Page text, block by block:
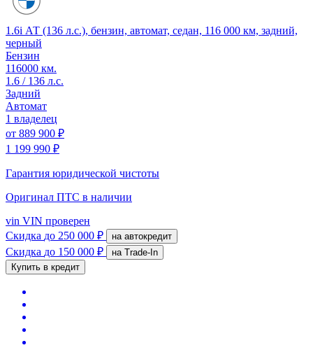
1.6i АТ (136 л.с.), бензин, автомат, седан, 116 000 км, задний,
черный
Бензин
116000 км.
1.6 / 136 л.с.
Задний
Автомат
1 владелец
от 889 900 ₽
1 199 990 ₽
Гарантия юридической чистоты
Оригинал ПТС в наличии
vin VIN проверен
Скидка до 250 000 ₽ на автокредит
Скидка до 150 000 ₽
на Trade-In
Купить в кредит